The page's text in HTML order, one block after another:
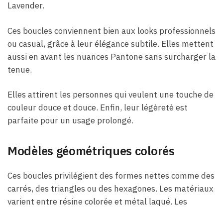
Lavender.
Ces boucles conviennent bien aux looks professionnels
ou casual, grâce à leur élégance subtile. Elles mettent
aussi en avant les nuances Pantone sans surcharger la
tenue.
Elles attirent les personnes qui veulent une touche de
couleur douce et douce. Enfin, leur légèreté est
parfaite pour un usage prolongé.
Modèles géométriques colorés
Ces boucles privilégient des formes nettes comme des
carrés, des triangles ou des hexagones. Les matériaux
varient entre résine colorée et métal laqué. Les